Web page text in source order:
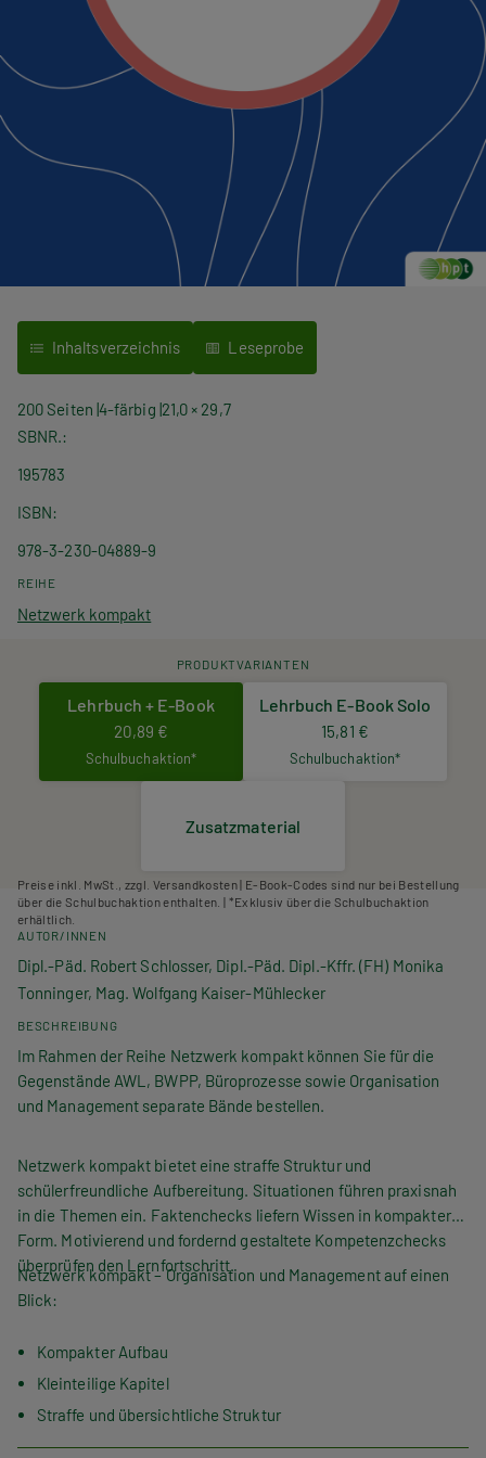
Inhaltsverzeichnis Leseprobe
200 Seiten 4-färbig 21,0 × 29,7
SBNR.
195783
ISBN
978-3-230-04889-9
REIHE
Netzwerk kompakt
PRODUKTVARIANTEN
Lehrbuch + E-Book
20,89 €
Schulbuchaktion*
Lehrbuch E-Book Solo
15,81 €
Schulbuchaktion*
Zusatzmaterial
Preise inkl. MwSt., zzgl. Versandkosten | E-Book-Codes sind nur bei Bestellung
über die Schulbuchaktion enthalten. | *Exklusiv über die Schulbuchaktion
erhältlich.
AUTOR/INNEN
Dipl.-Päd. Robert Schlosser, Dipl.-Päd. Dipl.-Kffr. (FH) Monika
Tonninger, Mag. Wolfgang Kaiser-Mühlecker
BESCHREIBUNG
Im Rahmen der Reihe Netzwerk kompakt können Sie für die
Gegenstände AWL, BWPP, Büroprozesse sowie Organisation
und Management separate Bände bestellen.
Netzwerk kompakt bietet eine straffe Struktur und
schülerfreundliche Aufbereitung. Situationen führen praxisnah
in die Themen ein. Faktenchecks liefern Wissen in kompakter
Form. Motivierend und fordernd gestaltete Kompetenzchecks
überprüfen den Lernfortschritt.
Netzwerk kompakt – Organisation und Management auf einen
Blick:
Kompakter Aufbau
Kleinteilige Kapitel
Straffe und übersichtliche Struktur
Topaktuell